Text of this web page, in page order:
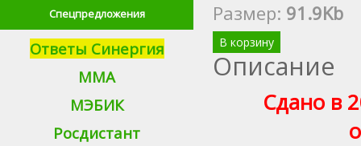
Спецпредложения
Ответы Синергия
ММА
МЭБИК
Росдистант
Размер: 91.9Kb
В корзину
Описание
Сдано в